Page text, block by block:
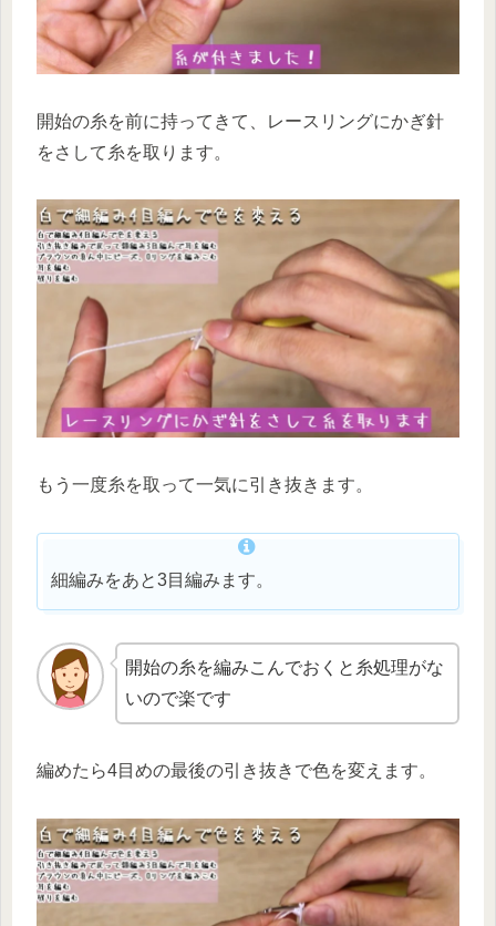
開始の糸を前に持ってきて、レースリングにかぎ針
をさして糸を取ります。
もう一度糸を取って一気に引き抜きます。
細編みをあと3目編みます。
開始の糸を編みこんでおくと糸処理がな
いので楽です
編めたら4目めの最後の引き抜きで色を変えます。